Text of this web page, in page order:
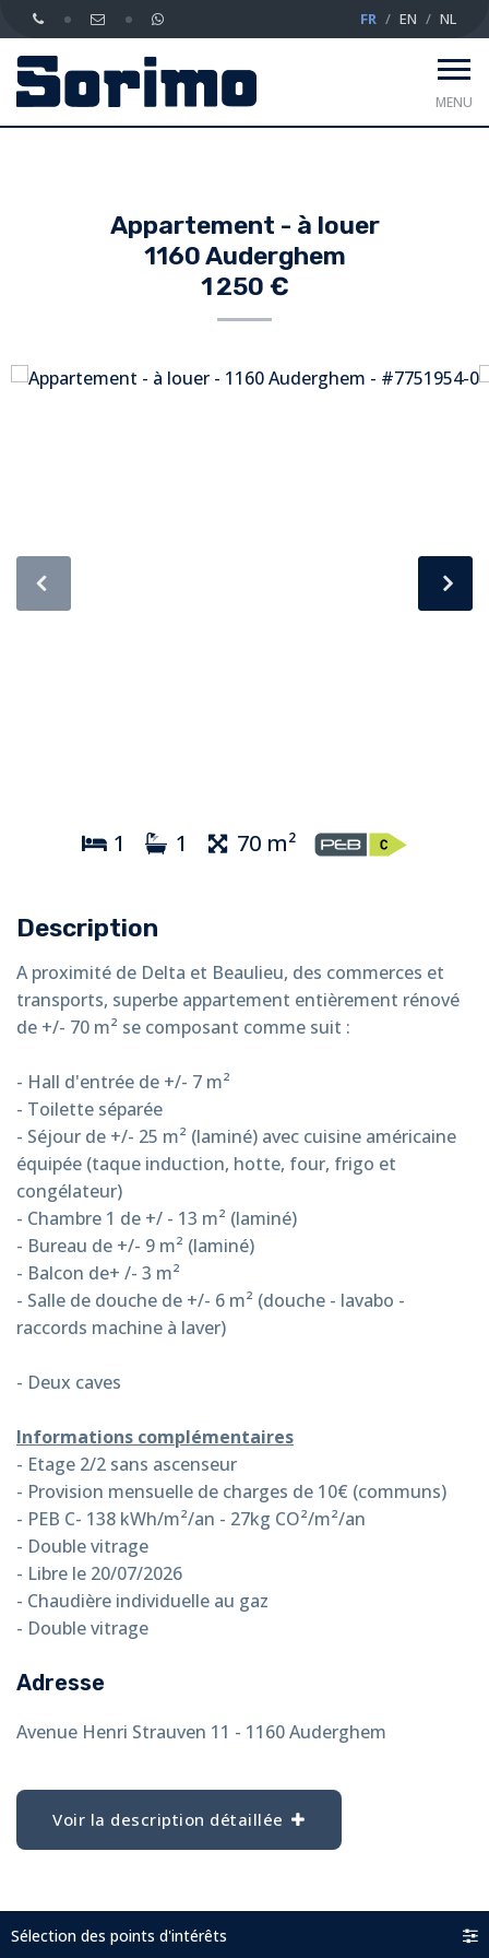
FR EN NL
MENU
Appartement - à louer
1160 Auderghem
1 250 €
1 1 70 m²
Description
A proximité de Delta et Beaulieu, des commerces et
transports, superbe appartement entièrement rénové
de +/- 70 m² se composant comme suit :
- Hall d'entrée de +/- 7 m²
- Toilette séparée
- Séjour de +/- 25 m² (laminé) avec cuisine américaine
équipée (taque induction, hotte, four, frigo et
congélateur)
- Chambre 1 de +/ - 13 m² (laminé)
- Bureau de +/- 9 m² (laminé)
- Balcon de+ /- 3 m²
- Salle de douche de +/- 6 m² (douche - lavabo -
raccords machine à laver)
- Deux caves
Informations complémentaires
- Etage 2/2 sans ascenseur
- Provision mensuelle de charges de 10€ (communs)
- PEB C- 138 kWh/m²/an - 27kg CO²/m²/an
- Double vitrage
- Libre le 20/07/2026
- Chaudière individuelle au gaz
- Double vitrage
Adresse
Avenue Henri Strauven 11 - 1160 Auderghem
Voir la description détaillée
Sélection des points d'intérêts